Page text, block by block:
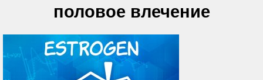
половое влечение